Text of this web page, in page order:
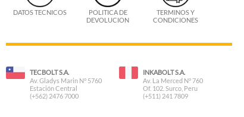
DATOS TECNICOS
POLITICA DE
DEVOLUCION
TERMINOS Y
CONDICIONES
TECBOLT S.A.
Av. Gladys Marin N° 5760
Estación Central
(+562) 2476 7000
INKABOLT S.A.
Av. La Merced N° 760
Of. 102. Surco, Peru
(+511) 241 7809